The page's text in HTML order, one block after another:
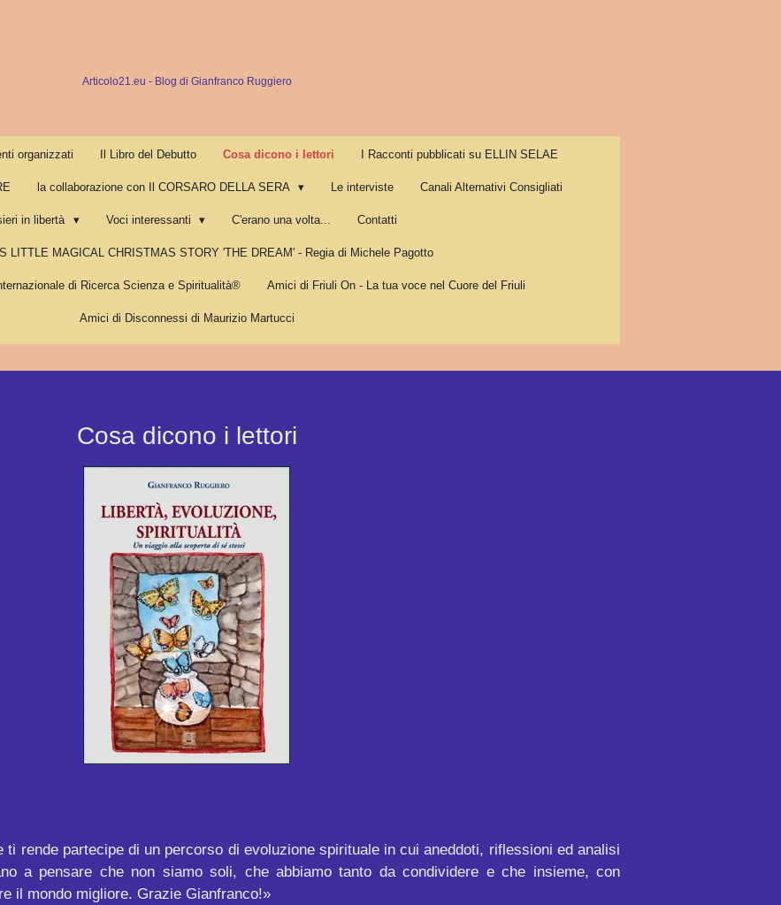
Articolo21.eu - Blog di Gianfranco Ruggiero
organizzati Il Libro del Debutto Cosa dicono i lettori I Racconti pubblicati su ELLIN SELAE
la collaborazione con Il CORSARO DELLA SERA Le interviste Canali Alternativi Consigliati
in libertà Voci interessanti C'erano una volta... Contatti
LITTLE MAGICAL CHRISTMAS STORY 'THE DREAM' - Regia di Michele Pagotto
di Ricerca Scienza e Spiritualità® Amici di Friuli On - La tua voce nel Cuore del Friuli
Amici di Disconnessi di Maurizio Martucci
Cosa dicono i lettori
ti rende partecipe di un percorso di evoluzione spirituale in cui aneddoti, riflessioni ed analisi
a pensare che non siamo soli, che abbiamo tanto da condividere e che insieme, con
il mondo migliore. Grazie Gianfranco!»